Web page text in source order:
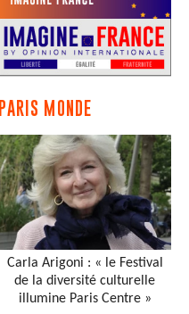
PARIS MONDE
Carla Arigoni : « le Festival
de la diversité culturelle
illumine Paris Centre »